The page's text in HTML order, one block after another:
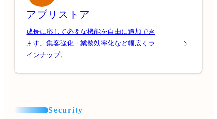
アプリストア
成長に応じて必要な機能を自由に追加でき
ます。集客強化・業務効率化など幅広くラ
インナップ。
Security